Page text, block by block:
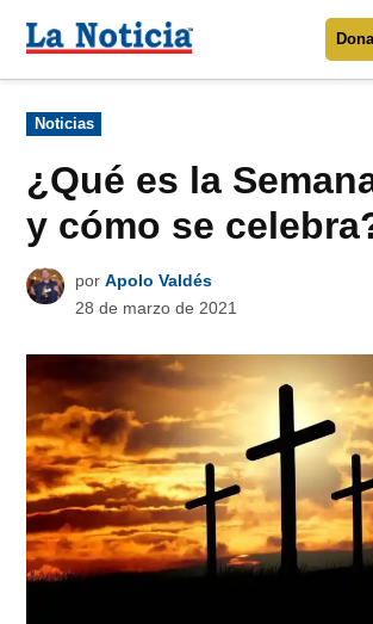
Para mantenerte informado
Donar
contenido
Noticia
Publicado
en
Noticias
¿Qué es la
y cómo se
por Apolo Valdés
28 de marzo de 2021